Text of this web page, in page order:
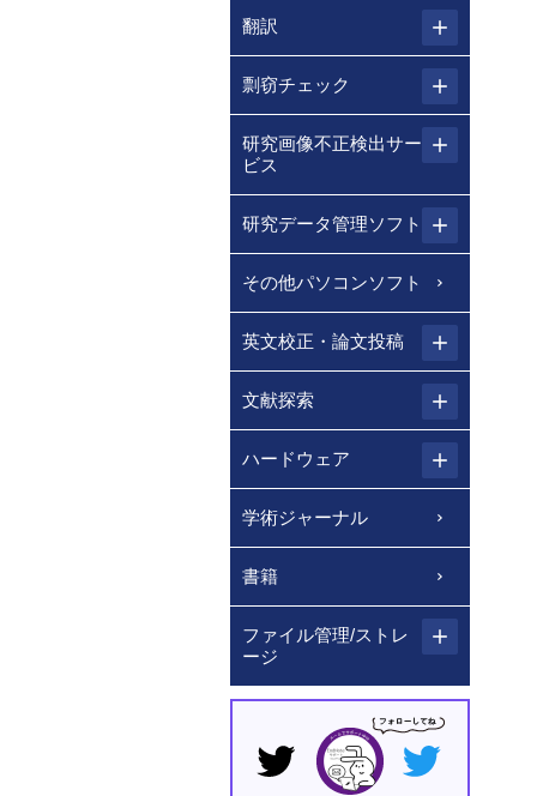
翻訳
剽窃チェック
研究画像不正検出サー
ビス
研究データ管理ソフト
その他パソコンソフト
英文校正・論文投稿
文献探索
ハードウェア
学術ジャーナル
書籍
ファイル管理/ストレ
ージ